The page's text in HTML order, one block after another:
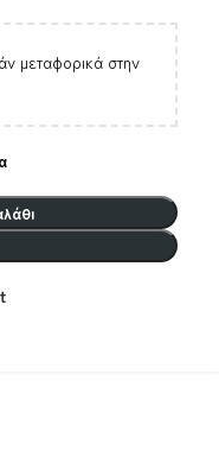
μεταφορικά στην